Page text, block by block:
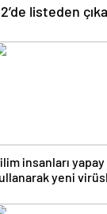
listeden
insanları
yeni